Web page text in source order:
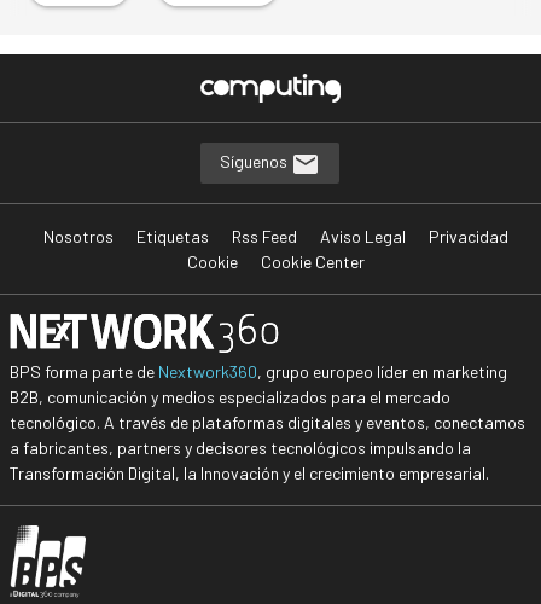
Síguenos
Nosotros Etiquetas Rss Feed Aviso Legal
Privacidad
Cookie
Cookie Center
BPS forma parte de Nextwork360, grupo europeo líder en marketing
B2B, comunicación y medios especializados para el mercado
tecnológico. A través de plataformas digitales y eventos, conectamos
a fabricantes, partners y decisores tecnológicos impulsando la
Transformación Digital, la Innovación y el crecimiento empresarial.